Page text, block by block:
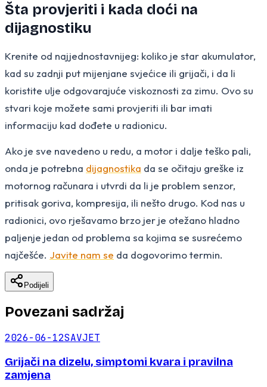
Šta provjeriti i kada doći na
dijagnostiku
Krenite od najjednostavnijeg: koliko je star akumulator,
kad su zadnji put mijenjane svjećice ili grijači, i da li
koristite ulje odgovarajuće viskoznosti za zimu. Ovo su
stvari koje možete sami provjeriti ili bar imati
informaciju kad dođete u radionicu.
Ako je sve navedeno u redu, a motor i dalje teško pali,
onda je potrebna dijagnostika da se očitaju greške iz
motornog računara i utvrdi da li je problem senzor,
pritisak goriva, kompresija, ili nešto drugo. Kod nas u
radionici, ovo rješavamo brzo jer je otežano hladno
paljenje jedan od problema sa kojima se susrećemo
najčešće. Javite nam se da dogovorimo termin.
Podijeli
Povezani sadržaj
2026-06-12SAVJET
Grijači na dizelu, simptomi kvara i pravilna
zamjena